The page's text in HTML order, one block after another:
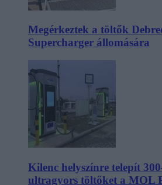
Megérkeztek a töltők
Supercharger állomására
Kilenc helyszínre telepít
ultragyors töltőket a MOL